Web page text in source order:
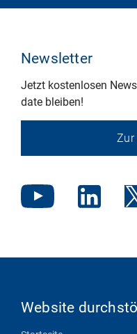
Newsletter
Jetzt kostenlosen
date bleiben!
Zur
Website